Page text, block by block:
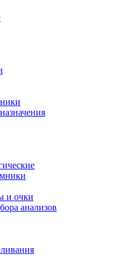
и очки
анализов